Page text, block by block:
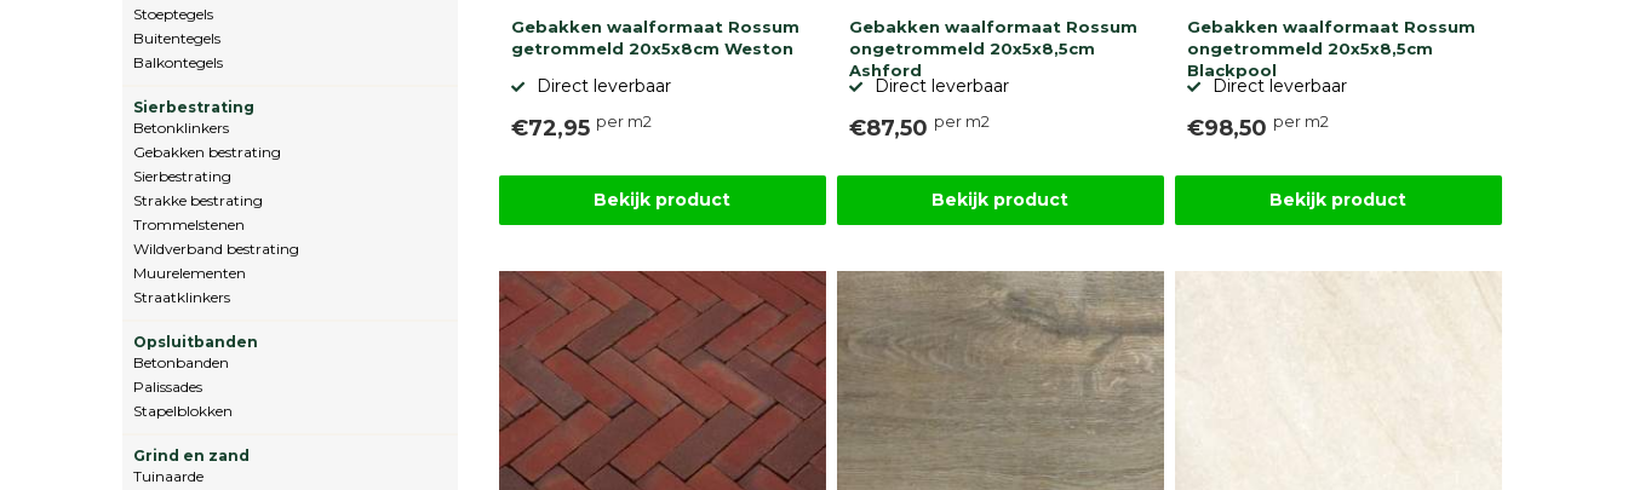
Stoeptegels
Buitentegels
Balkontegels
Sierbestrating
Betonklinkers
Gebakken bestrating
Sierbestrating
Strakke bestrating
Trommelstenen
Wildverband bestrating
Muurelementen
Straatklinkers
Opsluitbanden
Betonbanden
Palissades
Stapelblokken
Grind en zand
Tuinaarde
Gebakken waalformaat Rossum
getrommeld 20x5x8cm Weston
Direct leverbaar
€72,95 per m2
Bekijk product
Gebakken waalformaat Rossum
ongetrommeld 20x5x8,5cm
Ashford
Direct leverbaar
€87,50 per m2
Bekijk product
Gebakken waalformaat Rossum
ongetrommeld 20x5x8,5cm
Blackpool
Direct leverbaar
€98,50 per m2
Bekijk product